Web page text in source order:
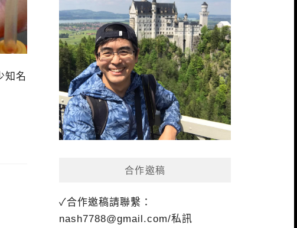
知名
合作邀稿
✓合作邀稿請聯繫：
nash7788@gmail.com/私訊